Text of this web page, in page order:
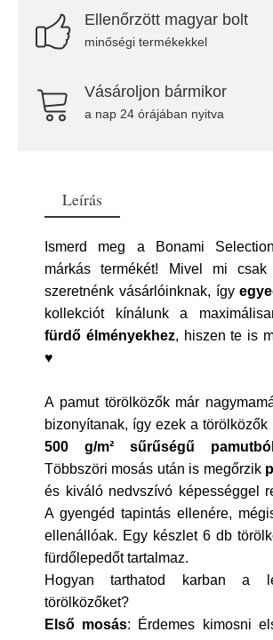
Ellenőrzött magyar bolt
minőségi termékekkel
Vásároljon bármikor
a nap 24 órájában nyitva
Leírás
Ismerd meg a Bonami
márkás termékét! Mivel mi
szeretnénk vásárlóinknak, így
kollekciót kínálunk a
fürdő élményekhez, hiszen te is
♥
A pamut törölközők már
bizonyítanak, így ezek a törölközők
500 g/m² sűrűségű pamutból
Többszöri mosás után is megőrzik
és kiváló nedvszívó képességgel
A gyengéd tapintás ellenére,
ellenállóak. Egy készlet 6 db
fürdőlepedőt tartalmaz.
Hogyan tarthatod karban a
törölközőket?
Első mosás: Érdemes kimosni